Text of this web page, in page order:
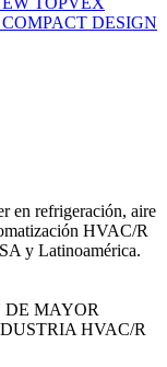
DESIGN
en refrigeración, aire
HVAC/R
y Latinoamérica.
DE MAYOR
HVAC/R